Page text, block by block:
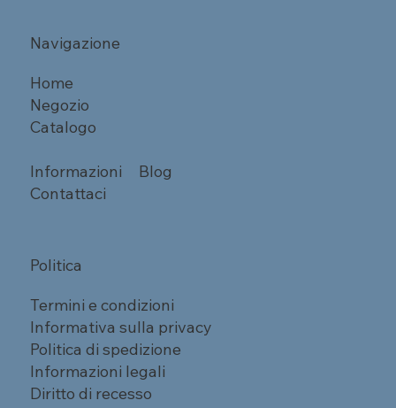
Navigazione
Home
Negozio
Catalogo
Informazioni
Blog
Contattaci
Politica
Termini e condizioni
Informativa sulla privacy
Politica di spedizione
Informazioni legali
Diritto di recesso